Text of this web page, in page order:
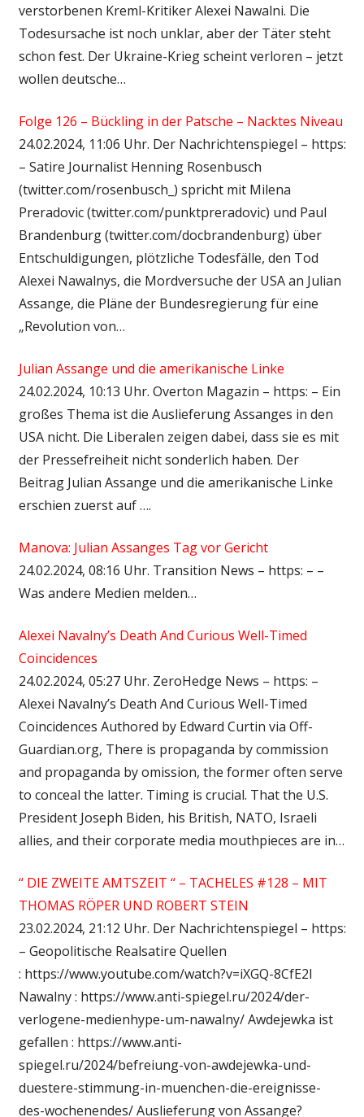
verstorbenen Kreml-Kritiker Alexei Nawalni. Die
Todesursache ist noch unklar, aber der Täter steht
schon fest. Der Ukraine-Krieg scheint verloren – jetzt
wollen deutsche…
Folge 126 – Bückling in der Patsche – Nacktes Niveau
24.02.2024, 11:06 Uhr. Der Nachrichtenspiegel – https:
– Satire Journalist Henning Rosenbusch
(twitter.com/rosenbusch_) spricht mit Milena
Preradovic (twitter.com/punktpreradovic) und Paul
Brandenburg (twitter.com/docbrandenburg) über
Entschuldigungen, plötzliche Todesfälle, den Tod
Alexei Nawalnys, die Mordversuche der USA an Julian
Assange, die Pläne der Bundesregierung für eine
„Revolution von…
Julian Assange und die amerikanische Linke
24.02.2024, 10:13 Uhr. Overton Magazin – https: – Ein
großes Thema ist die Auslieferung Assanges in den
USA nicht. Die Liberalen zeigen dabei, dass sie es mit
der Pressefreiheit nicht sonderlich haben. Der
Beitrag Julian Assange und die amerikanische Linke
erschien zuerst auf ….
Manova: Julian Assanges Tag vor Gericht
24.02.2024, 08:16 Uhr. Transition News – https: – –
Was andere Medien melden…
Alexei Navalny’s Death And Curious Well-Timed
Coincidences
24.02.2024, 05:27 Uhr. ZeroHedge News – https: –
Alexei Navalny’s Death And Curious Well-Timed
Coincidences Authored by Edward Curtin via Off-
Guardian.org, There is propaganda by commission
and propaganda by omission, the former often serve
to conceal the latter. Timing is crucial. That the U.S.
President Joseph Biden, his British, NATO, Israeli
allies, and their corporate media mouthpieces are in…
“ DIE ZWEITE AMTSZEIT “ – TACHELES #128 – MIT
THOMAS RÖPER UND ROBERT STEIN
23.02.2024, 21:12 Uhr. Der Nachrichtenspiegel – https:
– Geopolitische Realsatire Quellen
: https://www.youtube.com/watch?v=iXGQ-8CfE2I
Nawalny : https://www.anti-spiegel.ru/2024/der-
verlogene-medienhype-um-nawalny/ Awdejewka ist
gefallen : https://www.anti-
spiegel.ru/2024/befreiung-von-awdejewka-und-
duestere-stimmung-in-muenchen-die-ereignisse-
des-wochenendes/ Auslieferung von Assange?